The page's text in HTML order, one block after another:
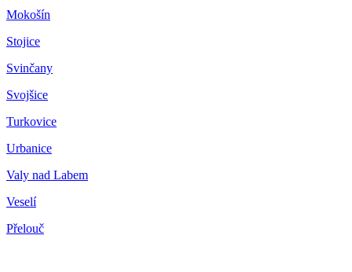
Mokošín
Stojice
Svinčany
Svojšice
Turkovice
Urbanice
Valy nad Labem
Veselí
Přelouč